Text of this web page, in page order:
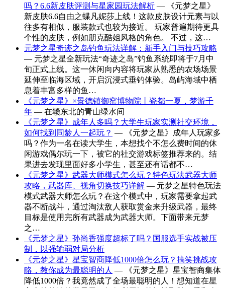
吗？6.6新皮肤评测与星家园玩法解析 — 《元梦之星》
新皮肤6.6自由之蝶凡妮莎上线！这款皮肤设计元素与以
往多有相似，服装款式也较为接近。 玩家普遍期待更具
个性的皮肤，例如朋克酷姐风格的角色。 不过，这…
元梦之星奇迹之岛钓鱼玩法详解：新手入门与技巧攻略
— 元梦之星全新玩法“奇迹之岛”钓鱼系统即将于7月中
旬正式上线。这一休闲向内容将玩家从熟悉的农场场景
延伸至临海区域，开启沉浸式垂钓体验。岛屿海域中栖
息着丰富多样的鱼…
《元梦之星》×景德镇御窑博物院丨瓷都一夏，梦游千
年 — 在赣东北的青山绿水间
《元梦之星》成年人多吗？大学生玩家实测社交环境，
如何找到同龄人一起玩？ — 《元梦之星》成年人玩家多
吗？作为一名在读大学生，本想找个不怎么费时间的休
闲游戏偶尔玩一下，被它的社交游戏标签推荐来的。结
果进去发现里面好多小学生，甚至还有话都不…
《元梦之星》武器大师模式怎么玩？特色玩法武器大师
攻略，武器库、视角切换技巧详解 — 元梦之星特色玩法
模式武器大师怎么玩？在这个模式中，玩家需要拿起武
器不断战斗，通过淘汰敌人获取赏金来升级武器，最终
目标是使用完所有武器成为武器大师。下面带来元梦
之…
《元梦之星》孙尚香强度超标了吗？国服选手实战被压
制，以强输弱对局分析
《元梦之星》星宝智商降低1000倍怎么玩？搞笑挑战攻
略，教你成为最聪明的人 — 《元梦之星》星宝智商集体
降低1000倍？我竟然成了全场最聪明的人！想知道在星